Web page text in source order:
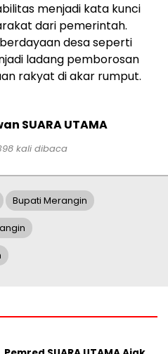
menjadi kata kunci
dari pemerintah.
desa seperti
ladang pemborosan
rakyat di akar rumput.
SUARA UTAMA
kali dibaca
Bupati Merangin